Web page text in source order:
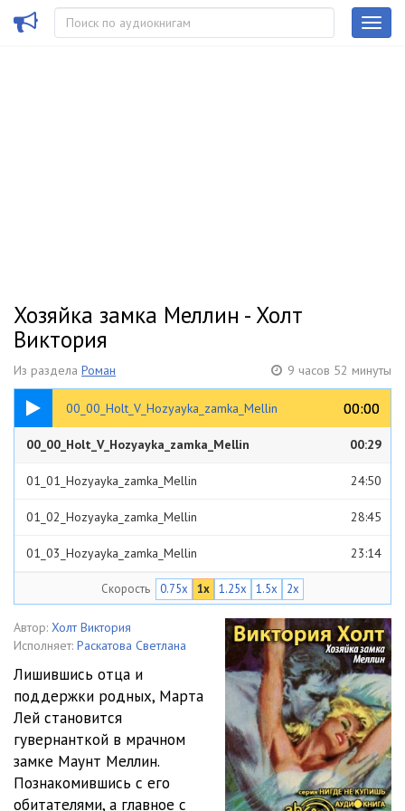
Хозяйка замка Меллин - Холт
Виктория
Из раздела Роман 9 часов 52 минуты
00_00_Holt_V_Hozyayka_zamka_Mellin 00:00
00:00
00:29
00_00_Holt_V_Hozyayka_zamka_Mellin 00:29
01_01_Hozyayka_zamka_Mellin 24:50
01_02_Hozyayka_zamka_Mellin 28:45
01_03_Hozyayka_zamka_Mellin 23:14
02_Hozyayka_zamka_Mellin
03_01_Hozyayka_zamka_Mellin 23:14
16:52
03_03_Hozyayka_zamka_Mellin 22:28
03_04_Hozyayka_zamka_Mellin 17:10
04_01_Hozyayka_zamka_Mellin 24:11
04_02_Hozyayka_zamka_Mellin 18:09
Скорость 0.75x 1x 1.25x 1.5x 2x
Автор: Холт Виктория
Исполняет: Раскатова Светлана
Лишившись отца и
поддержки родных, Марта
Лей становится
гувернанткой в мрачном
замке Маунт Меллин.
Познакомившись с его
обитателями, а главное с